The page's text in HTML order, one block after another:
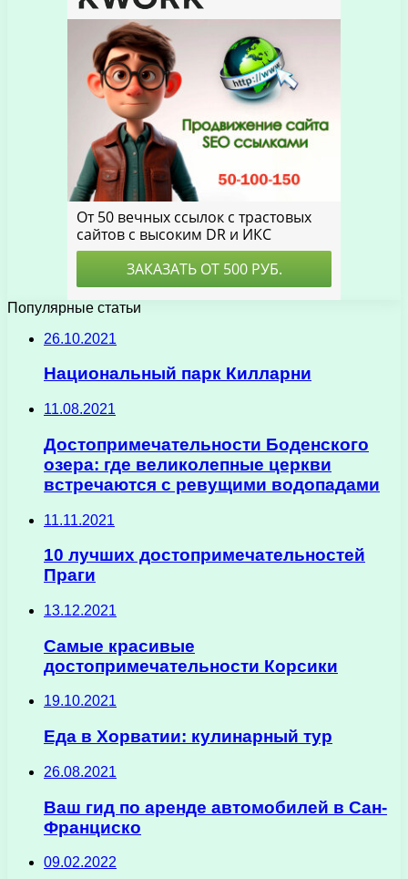
Популярные статьи
26.10.2021
Национальный парк Килларни
11.08.2021
Достопримечательности Боденского
озера: где великолепные церкви
встречаются с ревущими водопадами
11.11.2021
10 лучших достопримечательностей
Праги
13.12.2021
Самые красивые
достопримечательности Корсики
19.10.2021
Еда в Хорватии: кулинарный тур
26.08.2021
Ваш гид по аренде автомобилей в Сан-
Франциско
09.02.2022